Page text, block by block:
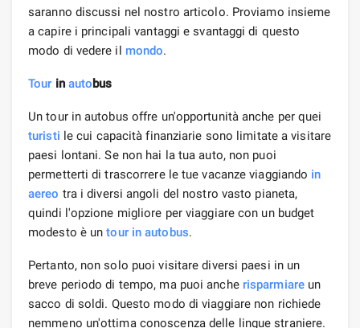
saranno discussi nel nostro articolo. Proviamo insieme
a capire i principali vantaggi e svantaggi di questo
modo di vedere il mondo.
Tour in autobus
Un tour in autobus offre un'opportunità anche per quei
turisti le cui capacità finanziarie sono limitate a visitare
paesi lontani. Se non hai la tua auto, non puoi
permetterti di trascorrere le tue vacanze viaggiando in
aereo tra i diversi angoli del nostro vasto pianeta,
quindi l'opzione migliore per viaggiare con un budget
modesto è untour in autobus.
Pertanto, non solo puoi visitare diversi paesi in un
breve periodo di tempo, ma puoi anche risparmiareun
sacco di soldi. Questo modo di viaggiare non richiede
nemmeno un'ottima conoscenza delle lingue straniere.